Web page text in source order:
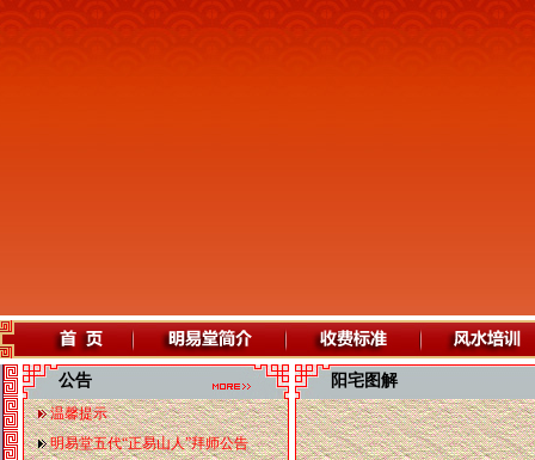
公告
温馨提示
明易堂五代“正易山人”拜师公告
阳宅图解